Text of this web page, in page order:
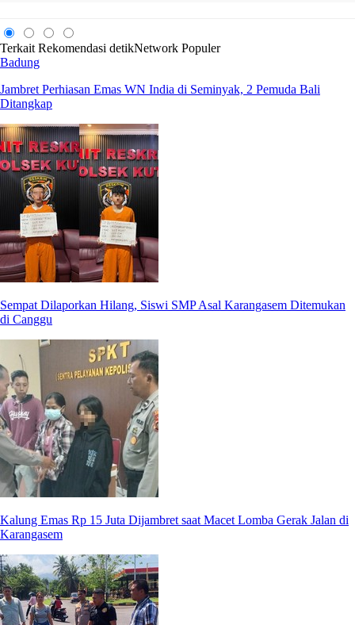
Terkait Rekomendasi detikNetwork Populer
Badung
Jambret Perhiasan Emas WN India di Seminyak, 2 Pemuda Bali
Ditangkap
Sempat Dilaporkan Hilang, Siswi SMP Asal Karangasem Ditemukan
di Canggu
Kalung Emas Rp 15 Juta Dijambret saat Macet Lomba Gerak Jalan di
Karangasem